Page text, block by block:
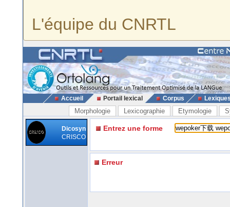
L'équipe du CNRTL
Accueil Portail lexical Corpus
Morphologie Lexicographie Etymologie
Dicosyn
CRISCO
Entrez une forme
Erreur